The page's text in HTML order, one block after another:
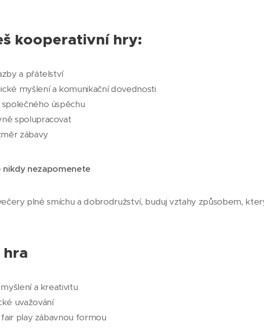
kooperativní hry:
a přátelství
myšlení a komunikační dovednosti
společného úspěchu
spolupracovat
zábavy
nikdy nezapomenete
plné smíchu a dobrodružství, buduj vztahy způsobem,
hra
a kreativitu
uvažování
play zábavnou formou